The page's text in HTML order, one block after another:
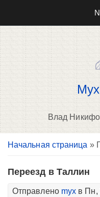
Влад
Вы здесь
Начальная страница »
Переезд в Таллин
Отправлено myx в Пн,